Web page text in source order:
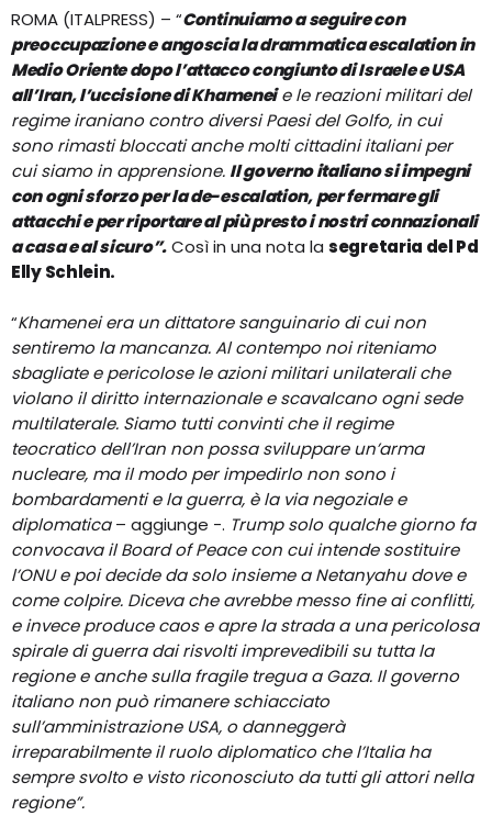
ROMA (ITALPRESS) – “Continuiamo a seguire con
preoccupazione e angoscia la drammatica escalation in
Medio Oriente dopo l’attacco congiunto di Israele e USA
all’Iran, l’uccisione di Khameneie le reazioni militari del
regime iraniano contro diversi Paesi del Golfo, in cui
sono rimasti bloccati anche molti cittadini italiani per
cui siamo in apprensione. Il governo italiano si impegni
con ogni sforzo per la de-escalation, per fermare gli
attacchi e per riportare al più presto i nostri connazionali
a casa e al sicuro”.Così in una nota la segretaria del Pd
Elly Schlein.
“Khamenei era un dittatore sanguinario di cui non
sentiremo la mancanza. Al contempo noi riteniamo
sbagliate e pericolose le azioni militari unilaterali che
violano il diritto internazionale e scavalcano ogni sede
multilaterale. Siamo tutti convinti che il regime
teocratico dell’Iran non possa sviluppare un’arma
nucleare, ma il modo per impedirlo non sono i
bombardamenti e la guerra, è la via negoziale e
diplomatica– aggiunge -. Trump solo qualche giorno fa
convocava il Board of Peace con cui intende sostituire
l’ONU e poi decide da solo insieme a Netanyahu dove e
come colpire. Diceva che avrebbe messo fine ai conflitti,
e invece produce caos e apre la strada a una pericolosa
spirale di guerra dai risvolti imprevedibili su tutta la
regione e anche sulla fragile tregua a Gaza. Il governo
italiano non può rimanere schiacciato
sull’amministrazione USA, o danneggerà
irreparabilmente il ruolo diplomatico che l’Italia ha
sempre svolto e visto riconosciuto da tutti gli attori nella
regione”.